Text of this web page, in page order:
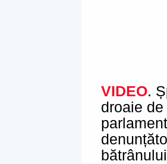
VIDEO.
droaie